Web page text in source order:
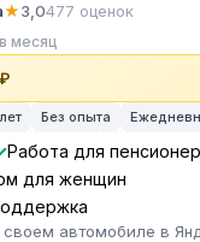
★3,0477 оценок
в месяц
Без опыта
Работа для
для женщин
своем автомобиле в